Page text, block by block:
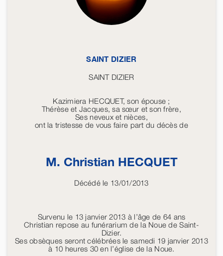
SAINT DIZIER
SAINT DIZIER
Kazimiera HECQUET, son épouse ;
Thérèse et Jacques, sa sœur et son frère,
Ses neveux et nièces,
ont la tristesse de vous faire part du décès de
M. Christian HECQUET
Décédé le 13/01/2013
Survenu le 13 janvier 2013 à l’âge de 64 ans
Christian repose au funérarium de la Noue de Saint-
Dizier.
Ses obsèques seront célébrées le samedi 19 janvier 2013
à 10 heures 30 en l’église de la Noue.